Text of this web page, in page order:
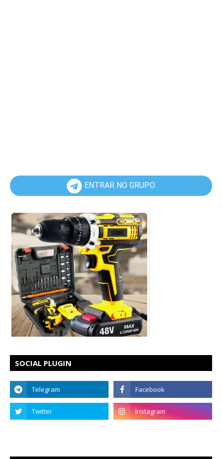
ENTRAR NO GRUPO
SOCIAL PLUGIN